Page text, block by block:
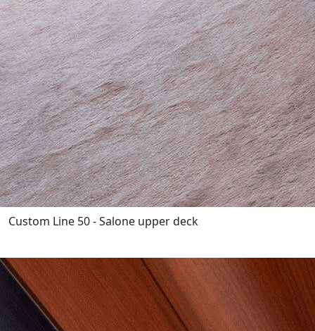
Custom Line 50 - Salone upper deck